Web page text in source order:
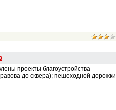
проекты благоустройства
до сквера); пешеходной дорожки